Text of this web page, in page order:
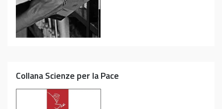
Collana Scienze per la Pace